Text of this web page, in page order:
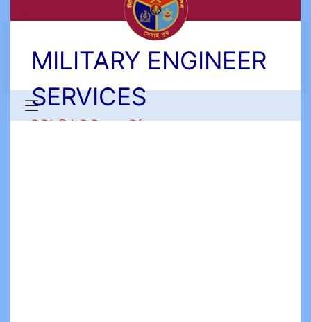
MILITARY ENGINEER
SERVICES
মিলিটারী ইঞ্জিনিয়ার সার্ভিসেস